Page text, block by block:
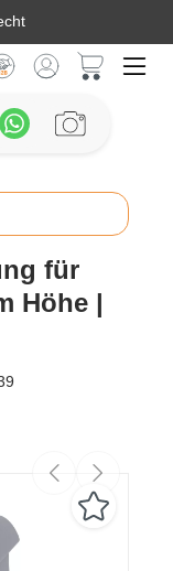
für
Höhe |